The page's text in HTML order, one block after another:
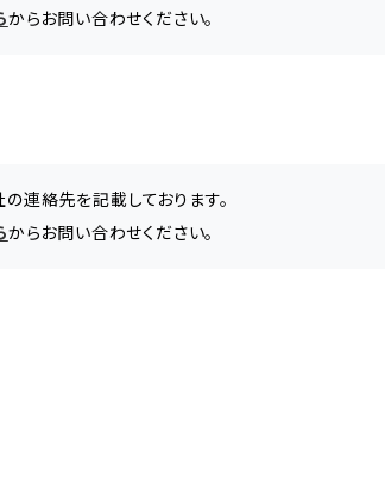
からお問い合わせください。
連絡先を記載しております。
からお問い合わせください。